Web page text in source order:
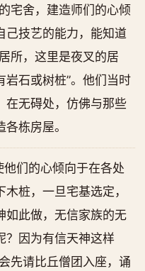
宅舍，建造师们的心倾
己技艺的能力，能知道
所，这里是夜叉的居
岩石或树桩”。他们当时
在无碍处，仿佛与那些
栋房屋。
们的心倾向于在各处
桩，一旦宅基选定，
如此做，无信家族的无
？因为有信天神这样
先请比丘僧团入座，诵